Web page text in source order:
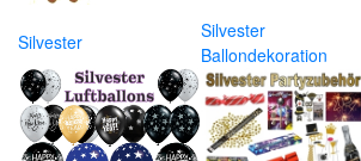
Silvester
Silvester
Ballondekoration